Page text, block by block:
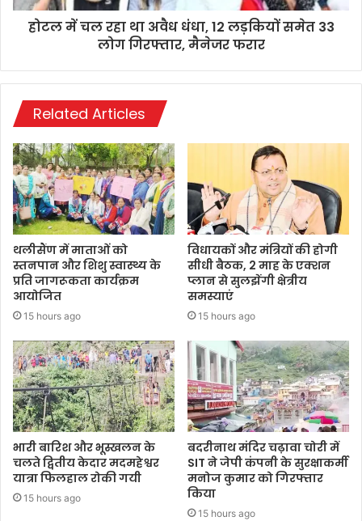
होटल में चल रहा था अवैध धंधा, 12 लड़कियों समेत 33
लोग गिरफ्तार, मैनेजर फरार
Related Articles
थलीसैंण में माताओं को
स्तनपान और शिशु स्वास्थ्य के
प्रति जागरूकता कार्यक्रम
आयोजित
15 hours ago
विधायकों और मंत्रियों की होगी
सीधी बैठक, 2 माह के एक्शन
प्लान से सुलझेंगी क्षेत्रीय
समस्याएं
15 hours ago
भारी बारिश और भूस्खलन के
चलते द्वितीय केदार मदमहेश्वर
यात्रा फिलहाल रोकी गयी
15 hours ago
बदरीनाथ मंदिर चढ़ावा चोरी में
SIT ने जेपी कंपनी के सुरक्षाकर्मी
मनोज कुमार को गिरफ्तार
किया
15 hours ago